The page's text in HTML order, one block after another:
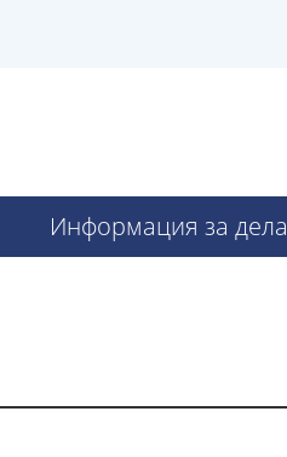
Информация за дела